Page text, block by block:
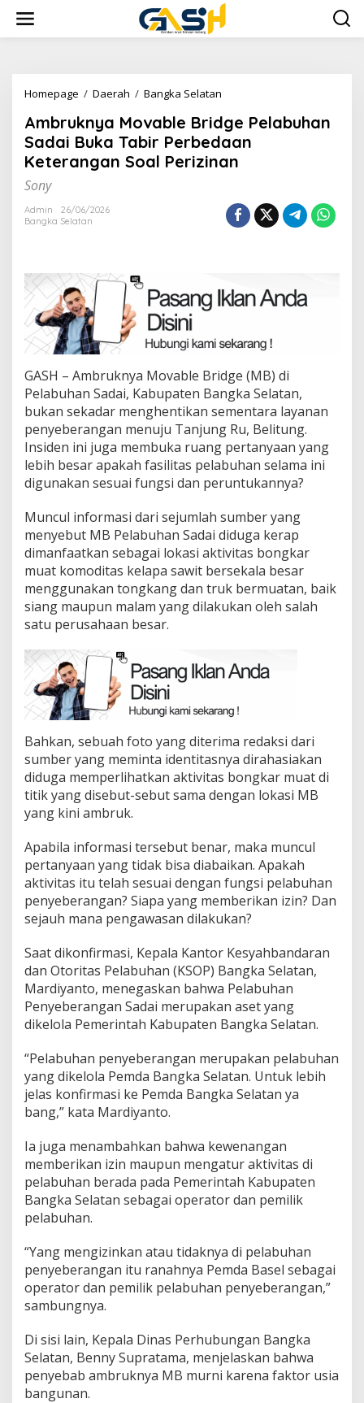
konten
Homepage / Daerah / Bangka Selatan
Bridge
Pelabuhan
Sadai
Buka
Keterangan
Soal
Ambruknya Movable Bridge Pelabuhan
Sadai Buka Tabir Perbedaan
Keterangan Soal Perizinan
Sony
Admin
26/06/2026
Bangka Selatan
GASH – Ambruknya Movable Bridge (MB) di
Pelabuhan Sadai, Kabupaten Bangka Selatan,
bukan sekadar menghentikan sementara layanan
penyeberangan menuju Tanjung Ru, Belitung.
Insiden ini juga membuka ruang pertanyaan yang
lebih besar apakah fasilitas pelabuhan selama ini
digunakan sesuai fungsi dan peruntukannya?
Muncul informasi dari sejumlah sumber yang
menyebut MB Pelabuhan Sadai diduga kerap
dimanfaatkan sebagai lokasi aktivitas bongkar
muat komoditas kelapa sawit bersekala besar
menggunakan tongkang dan truk bermuatan, baik
siang maupun malam yang dilakukan oleh salah
satu perusahaan besar.
Bahkan, sebuah foto yang diterima redaksi dari
sumber yang meminta identitasnya dirahasiakan
diduga memperlihatkan aktivitas bongkar muat di
titik yang disebut-sebut sama dengan lokasi MB
yang kini ambruk.
Apabila informasi tersebut benar, maka muncul
pertanyaan yang tidak bisa diabaikan. Apakah
aktivitas itu telah sesuai dengan fungsi pelabuhan
penyeberangan? Siapa yang memberikan izin? Dan
sejauh mana pengawasan dilakukan?
Saat dikonfirmasi, Kepala Kantor Kesyahbandaran
dan Otoritas Pelabuhan (KSOP) Bangka Selatan,
Mardiyanto, menegaskan bahwa Pelabuhan
Penyeberangan Sadai merupakan aset yang
dikelola Pemerintah Kabupaten Bangka Selatan.
“Pelabuhan penyeberangan merupakan pelabuhan
yang dikelola Pemda Bangka Selatan. Untuk lebih
jelas konfirmasi ke Pemda Bangka Selatan ya
bang,” kata Mardiyanto.
Ia juga menambahkan bahwa kewenangan
memberikan izin maupun mengatur aktivitas di
pelabuhan berada pada Pemerintah Kabupaten
Bangka Selatan sebagai operator dan pemilik
pelabuhan.
“Yang mengizinkan atau tidaknya di pelabuhan
penyeberangan itu ranahnya Pemda Basel sebagai
operator dan pemilik pelabuhan penyeberangan,”
sambungnya.
Di sisi lain, Kepala Dinas Perhubungan Bangka
Selatan, Benny Supratama, menjelaskan bahwa
penyebab ambruknya MB murni karena faktor usia
bangunan.